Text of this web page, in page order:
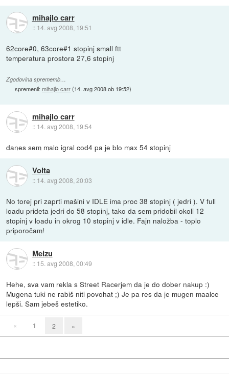
mihajlo carr
:: 14. avg 2008, 19:51
62core#0, 63core#1 stopinj small ftt
temperatura prostora 27,6 stopinj
Zgodovina sprememb…
spremenil:mihajlo carr(14. avg 2008 ob 19:52)
mihajlo carr
:: 14. avg 2008, 19:54
danes sem malo igral cod4 pa je blo max 54 stopinj
Volta
:: 14. avg 2008, 20:03
No torej pri zaprti mašini v IDLE ima proc 38 stopinj ( jedri ). V full
loadu prideta jedri do 58 stopinj, tako da sem pridobil okoli 12
stopinj v loadu in okrog 10 stopinj v idle. Fajn naložba - toplo
priporočam!
Meizu
:: 15. avg 2008, 00:49
Hehe, sva vam rekla s Street Racerjem da je do dober nakup :)
Mugena tuki ne rabiš niti povohat ;) Je pa res da je mugen maalce
lepši. Sam jebeš estetiko.
« 1 2 »